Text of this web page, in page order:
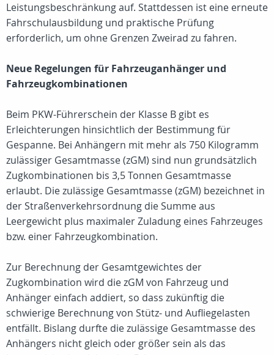
Leistungsbeschränkung auf. Stattdessen ist eine erneute
Fahrschulausbildung und praktische Prüfung
erforderlich, um ohne Grenzen Zweirad zu fahren.
Neue Regelungen für Fahrzeuganhänger und
Fahrzeugkombinationen
Beim PKW-Führerschein der Klasse B gibt es
Erleichterungen hinsichtlich der Bestimmung für
Gespanne. Bei Anhängern mit mehr als 750 Kilogramm
zulässiger Gesamtmasse (zGM) sind nun grundsätzlich
Zugkombinationen bis 3,5 Tonnen Gesamtmasse
erlaubt. Die zulässige Gesamtmasse (zGM) bezeichnet in
der Straßenverkehrsordnung die Summe aus
Leergewicht plus maximaler Zuladung eines Fahrzeuges
bzw. einer Fahrzeugkombination.
Zur Berechnung der Gesamtgewichtes der
Zugkombination wird die zGM von Fahrzeug und
Anhänger einfach addiert, so dass zukünftig die
schwierige Berechnung von Stütz- und Aufliegelasten
entfällt. Bislang durfte die zulässige Gesamtmasse des
Anhängers nicht gleich oder größer sein als das